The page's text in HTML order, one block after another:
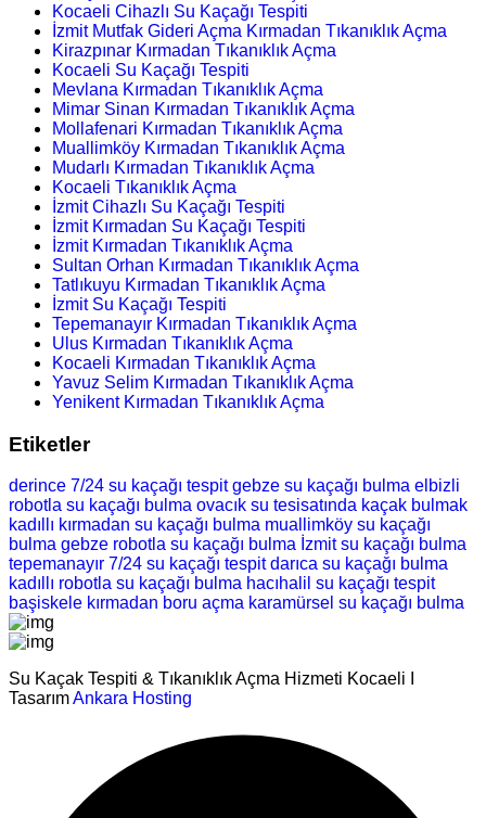
Kocaeli Cihazlı Su Kaçağı Tespiti
İzmit Mutfak Gideri Açma Kırmadan Tıkanıklık Açma
Kirazpınar Kırmadan Tıkanıklık Açma
Kocaeli Su Kaçağı Tespiti
Mevlana Kırmadan Tıkanıklık Açma
Mimar Sinan Kırmadan Tıkanıklık Açma
Mollafenari Kırmadan Tıkanıklık Açma
Muallimköy Kırmadan Tıkanıklık Açma
Mudarlı Kırmadan Tıkanıklık Açma
Kocaeli Tıkanıklık Açma
İzmit Cihazlı Su Kaçağı Tespiti
İzmit Kırmadan Su Kaçağı Tespiti
İzmit Kırmadan Tıkanıklık Açma
Sultan Orhan Kırmadan Tıkanıklık Açma
Tatlıkuyu Kırmadan Tıkanıklık Açma
İzmit Su Kaçağı Tespiti
Tepemanayır Kırmadan Tıkanıklık Açma
Ulus Kırmadan Tıkanıklık Açma
Kocaeli Kırmadan Tıkanıklık Açma
Yavuz Selim Kırmadan Tıkanıklık Açma
Yenikent Kırmadan Tıkanıklık Açma
Etiketler
derince 7/24 su kaçağı tespit gebze su kaçağı bulma elbizli
robotla su kaçağı bulma ovacık su tesisatında kaçak bulmak
kadıllı kırmadan su kaçağı bulma muallimköy su kaçağı
bulma gebze robotla su kaçağı bulma İzmit su kaçağı bulma
tepemanayır 7/24 su kaçağı tespit darıca su kaçağı bulma
kadıllı robotla su kaçağı bulma hacıhalil su kaçağı tespit
başiskele kırmadan boru açma karamürsel su kaçağı bulma
Su Kaçak Tespiti & Tıkanıklık Açma Hizmeti Kocaeli I
TasarımAnkara Hosting